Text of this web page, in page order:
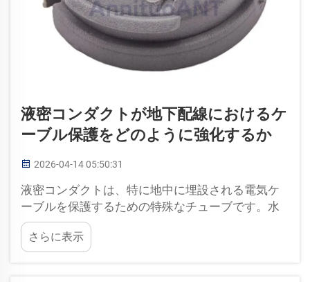
液密コンダクトが地下配線におけるケ
ーブル保護をどのように強化するか
2026-04-14 05:50:31
液密コンダクトは、特に地中に埋設される電気ケ
ーブルを保護するための特殊なチューブです。水
やほこり、その他のケーブルを損傷させる可能性
のある異物の侵入を防ぎます。液密コンダクトを
用いることで、ケーブルが安全に保たれ、正常に
さらに表示